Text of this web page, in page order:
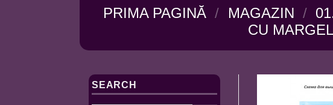
PRIMA PAGINĂ / MAGAZIN /
CU
SEARCH